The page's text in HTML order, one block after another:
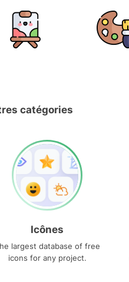
catégories
Icônes
largest database of free
icons for any project.